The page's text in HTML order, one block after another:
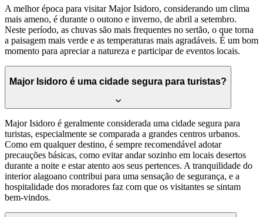
A melhor época para visitar Major Isidoro, considerando um clima
mais ameno, é durante o outono e inverno, de abril a setembro.
Neste período, as chuvas são mais frequentes no sertão, o que torna
a paisagem mais verde e as temperaturas mais agradáveis. É um bom
momento para apreciar a natureza e participar de eventos locais.
Major Isidoro é uma cidade segura para turistas?
Major Isidoro é geralmente considerada uma cidade segura para
turistas, especialmente se comparada a grandes centros urbanos.
Como em qualquer destino, é sempre recomendável adotar
precauções básicas, como evitar andar sozinho em locais desertos
durante a noite e estar atento aos seus pertences. A tranquilidade do
interior alagoano contribui para uma sensação de segurança, e a
hospitalidade dos moradores faz com que os visitantes se sintam
bem-vindos.